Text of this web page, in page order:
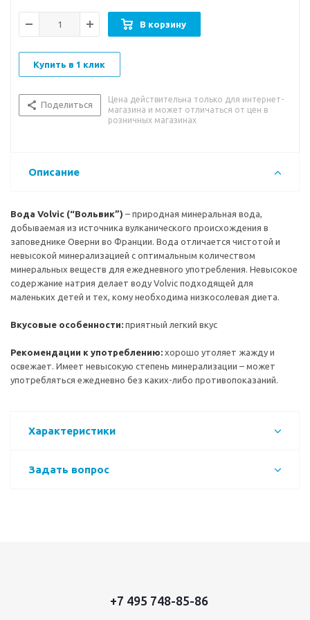
Рекомендации к употреблению:
хорошо утоляет жажду и
употребляться ежедневно без каких-либо
противопоказаний.
В корзину
Купить в 1 клик
Поделиться
Цена действительна только для интернет-
магазина и может отличаться от цен в
розничных магазинах
Описание
Вода Volvic (“Вольвик”) – природная минеральная вода,
добываемая из источника вулканического происхождения в
заповеднике Оверни во Франции. Вода отличается чистотой и
невысокой минерализацией с оптимальным количеством
минеральных веществ для ежедневного употребления. Невысокое
содержание натрия делает воду Volvic подходящей для
маленьких детей и тех, кому необходима низкосолевая диета.
Вкусовые особенности: приятный легкий вкус
Рекомендации к употреблению: хорошо утоляет жажду и
освежает. Имеет невысокую степень минерализации – может
употребляться ежедневно без каких-либо противопоказаний.
Характеристики
Задать вопрос
+7 495 748-85-86